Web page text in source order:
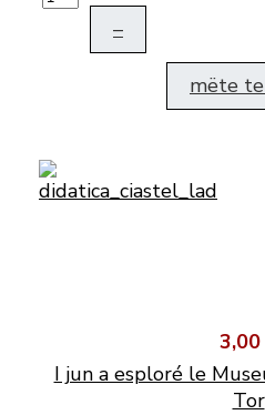
–
mëte
3,00
I jun a esploré le
Tor